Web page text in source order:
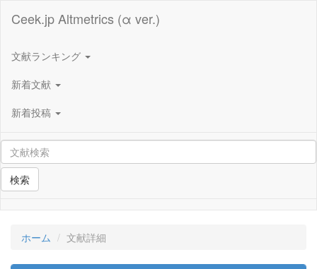
Ceek.jp Altmetrics (α ver.)
文献ランキング
新着文献
新着投稿
検索
ホーム 文献詳細